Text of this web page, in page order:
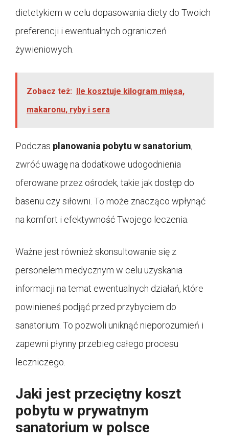
dietetykiem w celu dopasowania diety do Twoich
preferencji i ewentualnych ograniczeń
żywieniowych.
Zobacz też: Ile kosztuje kilogram mięsa,
makaronu, ryby i sera
Podczas planowania pobytu w sanatorium,
zwróć uwagę na dodatkowe udogodnienia
oferowane przez ośrodek, takie jak dostęp do
basenu czy siłowni. To może znacząco wpłynąć
na komfort i efektywność Twojego leczenia.
Ważne jest również skonsultowanie się z
personelem medycznym w celu uzyskania
informacji na temat ewentualnych działań, które
powinieneś podjąć przed przybyciem do
sanatorium. To pozwoli uniknąć nieporozumień i
zapewni płynny przebieg całego procesu
leczniczego.
Jaki jest przeciętny koszt
pobytu w prywatnym
sanatorium w polsce